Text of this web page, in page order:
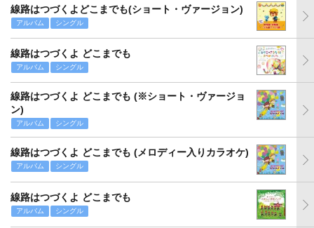
線路はつづくよどこまでも(ショート・ヴァージョン)
アルバム シングル
線路はつづくよ どこまでも
アルバム シングル
線路はつづくよ どこまでも (※ショート・ヴァージョ
ン)
アルバム シングル
線路はつづくよ どこまでも (メロディー入りカラオケ)
アルバム シングル
線路はつづくよ どこまでも
アルバム シングル